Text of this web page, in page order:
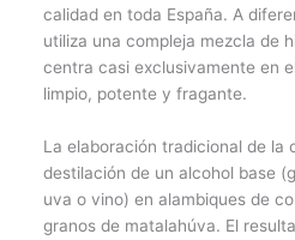
calidad en toda España. A
utiliza una compleja mezcla de
centra casi exclusivamente en
limpio, potente y fragante.
La elaboración tradicional de la
destilación de un alcohol base
uva o vino) en alambiques de
granos de matalahúva. El